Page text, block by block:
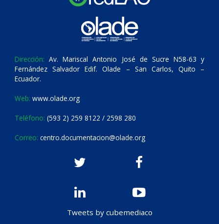
Dirección: Av. Mariscal Antonio José de Sucre N58-63 y
Fernández Salvador Edif. Olade – San Carlos, Quito –
Ecuador.
Web: www.olade.org
Teléfono: (593 2) 259 8122 / 2598 280
Correo: centro.documentacion@olade.org
Tweets by cubemediaco